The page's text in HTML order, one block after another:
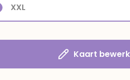
XXL
Kaart